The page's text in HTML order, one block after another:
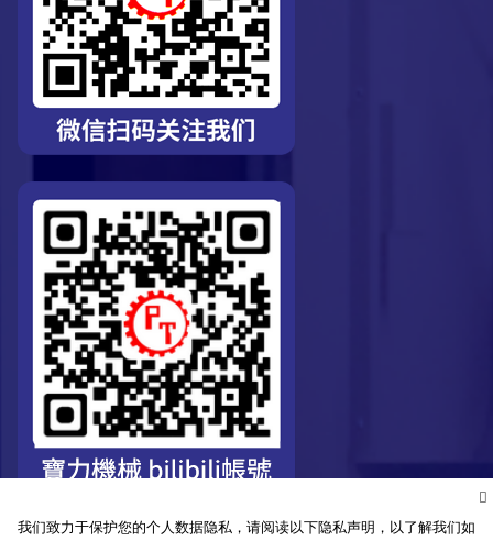
我们致力于保护您的个人数据隐私，请阅读以下隐私声明，以了解我们如